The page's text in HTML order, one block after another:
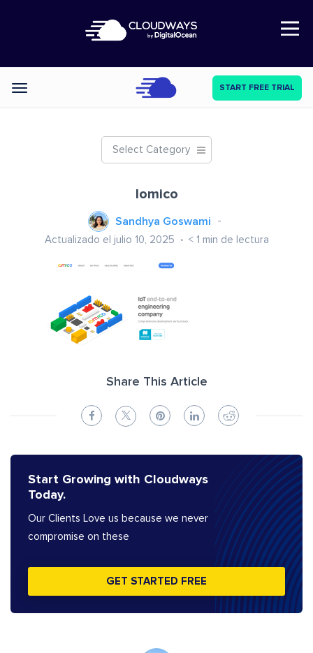
Open Nav
Categories START FREE TRIAL
Select Category
Iomico
Sandhya Goswami
Actualizado el julio 10, 2025 < 1 min de lectura
Share This Article
Start Growing with Cloudways
Today.
Our Clients Love us because we never
compromise on these
GET STARTED FREE